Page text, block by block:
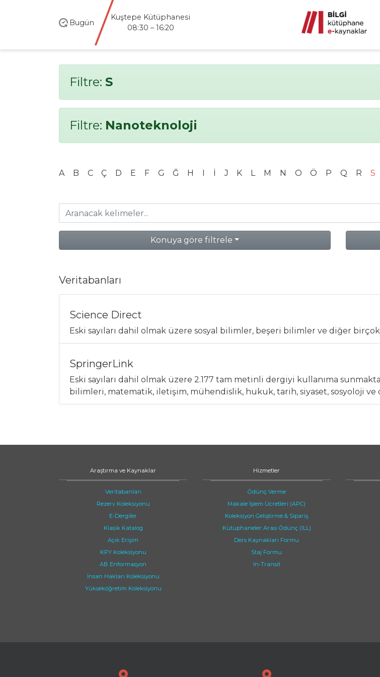
Bugün
Kütüphanesi
08:30 – 20:00
Filtre: S
Filtre: Nanoteknoloji
A B C Ç D E F G Ğ H I İ J K L M N O Ö P Q R S
Konuya göre filtrele
Veritabanları
Science Direct
Eski sayıları dahil olmak üzere sosyal bilimler, beşeri bilimler ve diğer
SpringerLink
Eski sayıları dahil olmak üzere 2.177 tam metinli dergiyi kullanıma
bilimleri, matematik, iletişim, mühendislik, hukuk, tarih, siyaset, sosyoloji
Araştırma ve Kaynaklar
Veritabanları
Rezerv Koleksiyonu
E-Dergiler
Klasik Katalog
Açık Erişim
KPY Koleksiyonu
AB Enformasyon
İnsan Hakları Koleksiyonu
Yükseköğretim Koleksiyonu
Hizmetler
Ödünç Verme
Makale İşlem Ücretleri (APC)
Koleksiyon Geliştirme & Sipariş
Kütüphaneler Arası Ödünç (ILL)
Ders Kaynakları Formu
Staj Formu
In-Transit